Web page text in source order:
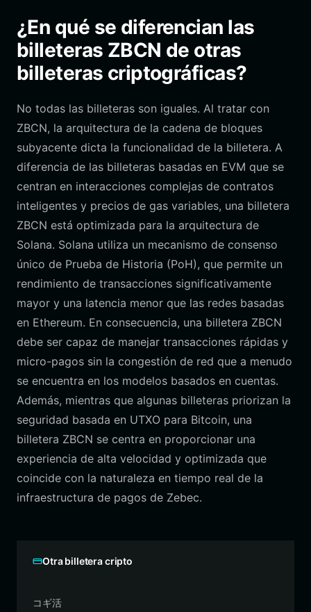
¿En qué se diferencian las
billeteras ZBCN de otras
billeteras criptográficas?
No todas las billeteras son iguales. Al tratar con
ZBCN, la arquitectura de la cadena de bloques
subyacente dicta la funcionalidad de la billetera. A
diferencia de las billeteras basadas en EVM que se
centran en interacciones complejas de contratos
inteligentes y precios de gas variables, una billetera
ZBCN está optimizada para la arquitectura de
Solana. Solana utiliza un mecanismo de consenso
único de Prueba de Historia (PoH), que permite un
rendimiento de transacciones significativamente
mayor y una latencia menor que las redes basadas
en Ethereum. En consecuencia, una billetera ZBCN
debe ser capaz de manejar transacciones rápidas y
micro-pagos sin la congestión de red que a menudo
se encuentra en los modelos basados en cuentas.
Además, mientras que algunas billeteras priorizan la
seguridad basada en UTXO para Bitcoin, una
billetera ZBCN se centra en proporcionar una
experiencia de alta velocidad y optimizada que
coincide con la naturaleza en tiempo real de la
infraestructura de pagos de Zebec.
Otra billetera cripto
コギ活